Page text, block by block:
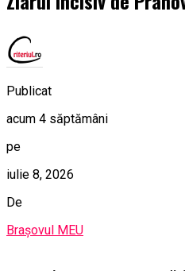
Publicat
acum 4 săptămâni
pe
iulie 8, 2026
De
Brașovul MEU